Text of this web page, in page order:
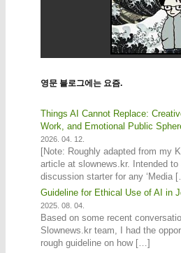
영문 블로그에는 요즘.
Things AI Cannot Replace:
Work, and Emotional Public
2026. 04. 12.
[Note: Roughly adapted from my
article at slownews.kr. Intended
discussion starter for any ‘Media
Guideline for Ethical Use of AI in
2025. 08. 04.
Based on some recent
Slownews.kr team, I had the
rough guideline on how […]